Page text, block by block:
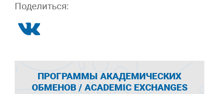
Поделиться:
ПРОГРАММЫ АКАДЕМИЧЕСКИХ
ОБМЕНОВ / ACADEMIC EXCHANGES